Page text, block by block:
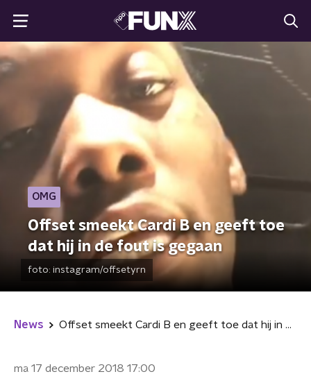
OMG
Offset smeekt Cardi B en geeft toe
dat hij in de fout is gegaan
foto: instagram/offsetyrn
News Offset smeekt Cardi B en geeft toe dat hij in de fout is gegaan
ma 17 december 2018 17:00